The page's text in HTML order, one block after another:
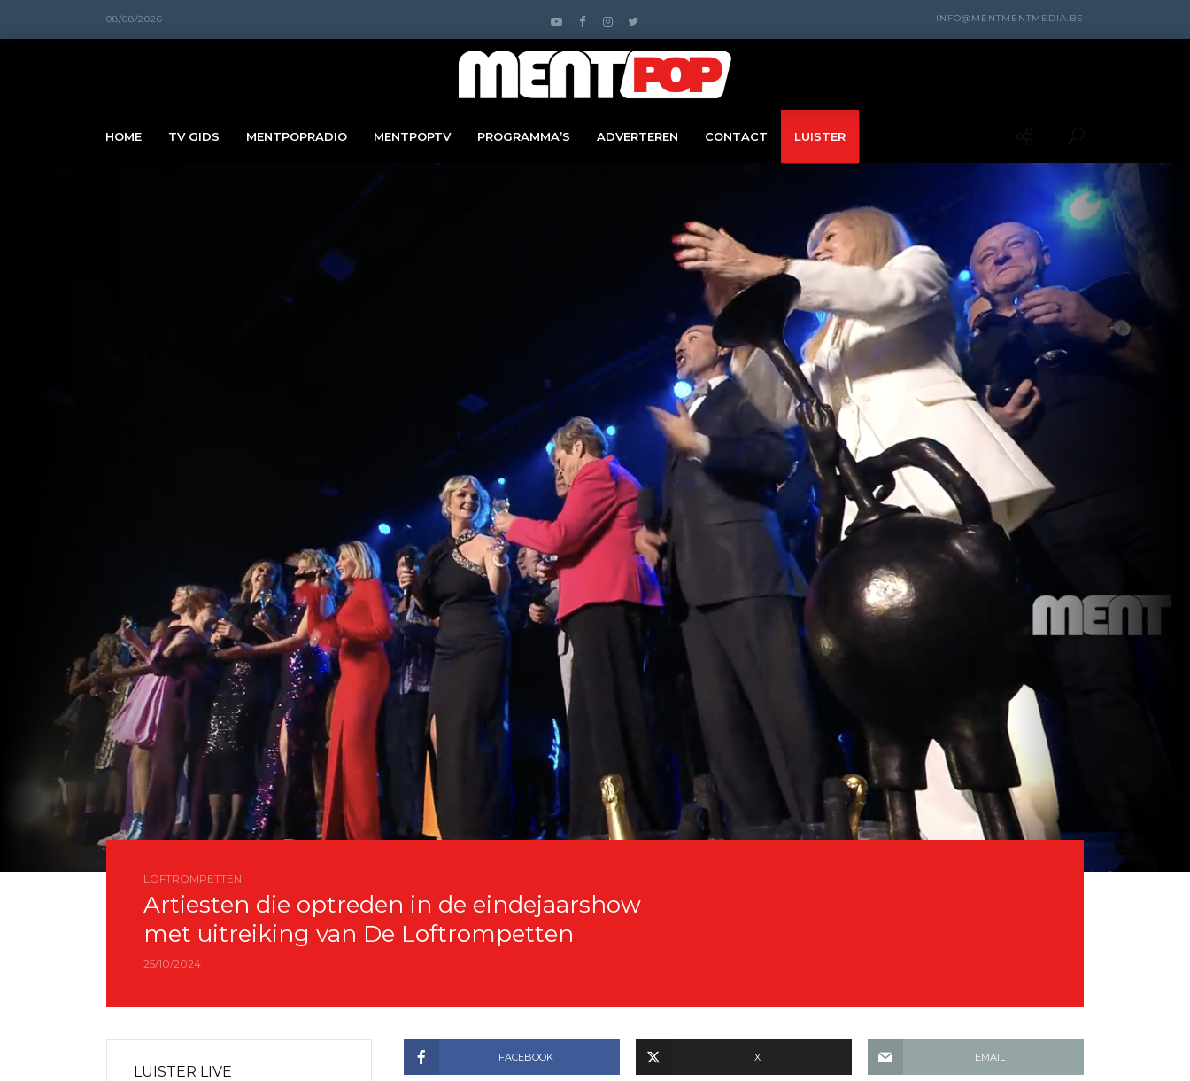
08/08/2026 INFO@MENTMENTMEDIA.BE
HOME TV GIDS MENTPOPRADIO MENTPOPTV PROGRAMMA’S ADVERTEREN CONTACT LUISTER
LOFTROMPETTEN
Artiesten die optreden in de eindejaarshow
met uitreiking van De Loftrompetten
25/10/2024
LUISTER LIVE
FACEBOOK X EMAIL